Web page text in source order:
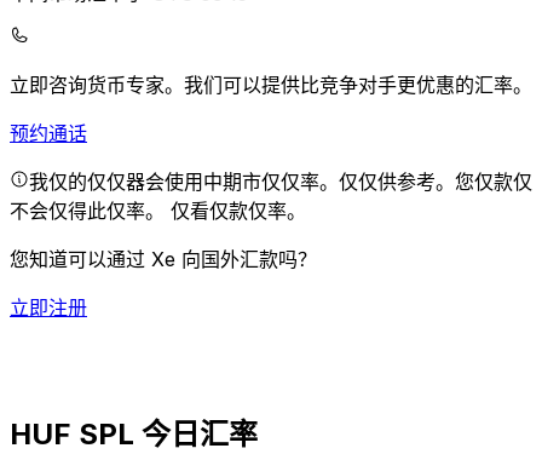
立即咨询货币专家。 我们可以提供比竞争对手更优惠的汇率。
预约通话
我仅的仅仅器会使用中期市仅仅率。仅仅供参考。您仅款仅
不会仅得此仅率。 仅看仅款仅率。
您知道可以通过 Xe 向国外汇款吗？
立即注册
HUF SPL 今日汇率